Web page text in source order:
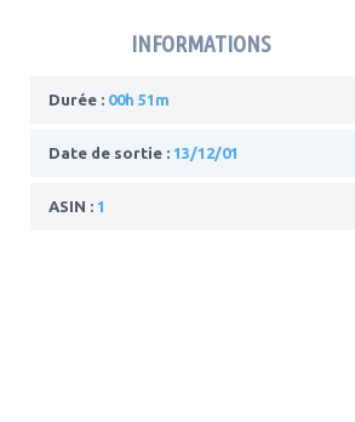
INFORMATIONS
Durée : 00h 51m
Date de sortie : 13/12/01
ASIN : 1